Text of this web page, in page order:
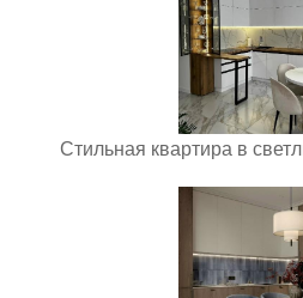
Стильная квартира в